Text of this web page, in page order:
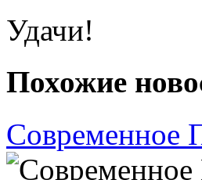
Удачи!
Похожие
Современное